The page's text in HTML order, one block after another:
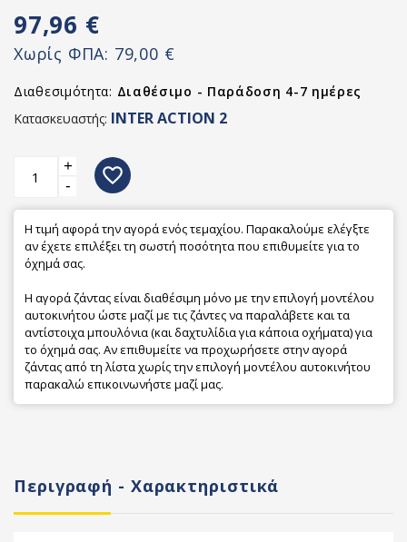
97,96 €
Χωρίς ΦΠΑ: 79,00 €
Διαθεσιμότητα: Διαθέσιμο - Παράδοση 4-7 ημέρες
Κατασκευαστής: INTER ACTION 2
+
-
favorite_border
Η τιμή αφορά την αγορά ενός τεμαχίου. Παρακαλούμε ελέγξτε
αν έχετε επιλέξει τη σωστή ποσότητα που επιθυμείτε για το
όχημά σας.
Η αγορά ζάντας είναι διαθέσιμη μόνο με την επιλογή μοντέλου
αυτοκινήτου ώστε μαζί με τις ζάντες να παραλάβετε και τα
αντίστοιχα μπουλόνια (και δαχτυλίδια για κάποια οχήματα) για
το όχημά σας. Αν επιθυμείτε να προχωρήσετε στην αγορά
ζάντας από τη λίστα χωρίς την επιλογή μοντέλου αυτοκινήτου
παρακαλώ επικοινωνήστε μαζί μας.
Περιγραφή - Χαρακτηριστικά